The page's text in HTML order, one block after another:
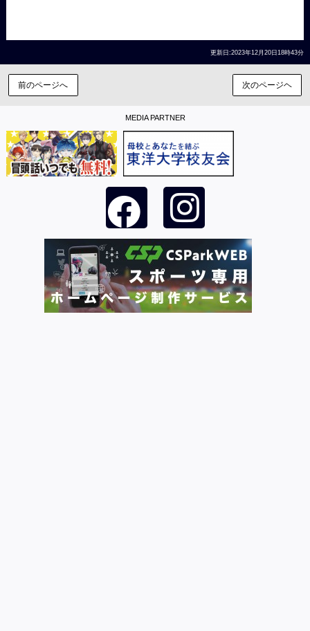
更新日:2023年12月20日18時43分
前のページへ 次のページヘ
MEDIA PARTNER